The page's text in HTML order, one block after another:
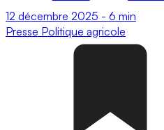
12 décembre 2025 - 6 min
Presse Politique agricole